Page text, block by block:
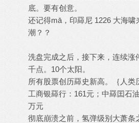
底。要有创意。
还记得mā，印羄尼 1226 大海
潮？？
洗盘完成之后，接下来，连续涨
千点。10个太阳。
所有股票创历羄史新高。｛人类
工商银羄行：161元；中羄囯石
万元
彻底崩溃之前，氢弹级别大萧条